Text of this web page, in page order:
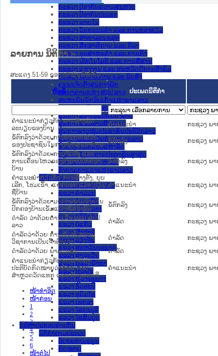
ກະຊວງ ປ້ອງກັນຄວາມສະຫງົບ
ກະຊວງ ປ້ອງກັນປະເທດ
ກະຊວງ ພາຍໃນ
ກະຊວງ ວັດທະນະທຳ ແລະ ການທ່ອງທ່ຽວ
ກະຊວງ ສາທາລະນະສຸກ
ກະຊວງ ສຶກສາທິການ ແລະ ກິລາ
ກະຊວງ ອຸດສາຫະກຳ ແລະ ການຄ້າ
ກະຊວງ ເຕັກໂນໂລຊີ ແລະ ການສື່ສານ
ກະຊວງ ແຮງງານ ແລະ ສະຫວັດດີການສັງຄົມ
ກະຊວງ ໂຍທາທິການ ແລະ ຂົນສົ່ງ
ຄະນະຈັດຕັ້ງສູນກາງພັກ
ທະນາຄານແຫ່ງ ສປປ ລາວ
ສະຫະພັນນັກຮົບເກົ່າແຫ່ງຊາດລາວ
ສານປະຊາຊົນສູງສຸດ
ສູນກາງ ສະຫະພັນແມ່ຍິງລາວ
ສູນກາງ ແນວລາວສ້າງຊາດ
ສູນກາງຊາວໜຸ່ມປະຊາຊົນປະຕິວັດລາວ
ສູນກາງສະຫະພັນກຳມະບານລາວ
ອົງການ ກວດສອບແຫ່ງລັດ
ອົງການ ໄອຍະການປະຊາຊົນສູງສຸດ
ອົງການກວດກາແຫ່ງລັດ
ອົງການກາແດງແຫ່ງຊາດລາວ
ນິຕິກໍາຂັ້ນແຂວງ
ນະ​ຄອນ​ຫລວງວຽງຈັນ
ແຂວງ ຄໍາມ່ວນ
ແຂວງ ຈໍາປາສັກ
ແຂວງ ຊຽງຂວາງ
ແຂວງ ບໍລິຄໍາໄຊ
ແຂວງ ບໍ່ແກ້ວ
ແຂວງ ຜົ້ງສາລີ
ແຂວງ ວຽງຈັນ
ແຂວງ ສະຫວັນນະເຂດ
ແຂວງ ສາລະວັນ
ແຂວງ ຫລວງນໍ້າທາ
ແຂວງ ຫົວພັນ
ແຂວງ ຫຼວງພະບາງ
ແຂວງ ອັດຕະປື
ແຂວງ ອຸດົມໄຊ
ແຂວງ ເຊກອງ
ແຂວງ ໄຊຍະບູລີ
ແຂວງ ໄຊສົມບູນ
ນິຕິກໍາປະກອບຄໍາເຫັນ
ນິຕິກໍາຕາມປະເພດ
ລັດຖະທໍາມະນູນ
ກົດໝາຍ
ລາຍການ ນິຕິກໍາ »
ສະແດງ 51-59 ຂອງ 59 ຜົນທີ່ໄດ້ຮັບ.
ຫົວຂໍ້ ປະເພດນິຕິກຳ
ຄໍາແນະນໍາກ່ຽວກັບ ການສ້າງກົດ
ລະບຽບຂອງບ້ານ
ຄໍາແນະນໍາ
ກະຊວງ ພ
ຂໍ້ຕົກລົງວ່າດ້ວຍ ການປະກອບສ່ວນ
ຂອງປະຊາຊົນໃນການພັດທະນາບ້ານ
ຂໍ້ຕົກລົງ
ກະຊວງ ພ
ຂໍ້ຕົກລົງວ່າດ້ວຍ ການຈັດຕັ້ງ ແລະ
ການເຄື່ອນໄຫວຂອງອົງການປົກຄອງ
ບ້ານ
ຂໍ້ຕົກລົງ ກະຊວງ ພ
ຄໍາແນະນໍາກ່ຽວກັບ ການສ້າງຕັ້ງ, ຍຸບ
ເລີກ, ໂຮມເຂົ້າ, ແຍກອອກ ແລະ ປ່ຽນ
ຊື່ບ້ານ
ຄໍາແນະນໍາ ກະຊວງ ພ
ຂໍ້ຕົກລົງວ່າດ້ວຍ ມາດຕະຖານອົງການ
ປົກຄອງບ້ານເຂັ້ມແຂງໜັກແໜ້ນ
ຂໍ້ຕົກລົງ
ກະຊວງ ພ
ດຳລັດ ວ່າດ້ວຍດ່ານເຂົ້າ-ອອກ ສປປ
ລາວ
ດໍາລັດ
ກະຊວງ ພ
ດຳລັດວ່າດ້ວຍ ການຫັນຫົວໜ່ວຍ
ວິຊາການເປັນເຈົ້າຕົນເອງ
ດໍາລັດ
ກະຊວງ ພ
ດຳລັດວ່າດ້ວຍ ພາລະກອນ
ດໍາລັດ
ກະຊວງ ພ
ຄຳແນະນຳກ່ຽວກັບ ການຈັດຕັ້ງ
ປະຕິບັດກົດໝາຍວ່າດ້ວຍ ການ
ສຳຫຼວດວັດແທກ ແລະ ສ້າງແຜນທີ່
ຄໍາແນະນໍາ ກະຊວງ ພ
ໜ້າທໍາອິດ
ໜ້າກ່ອນ
1
2
3
4
5
6
ໜ້າຕໍ່ໄປ